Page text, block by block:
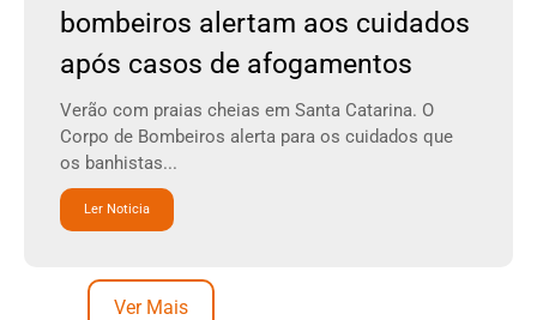
bombeiros alertam aos cuidados
após casos de afogamentos
Verão com praias cheias em Santa Catarina. O
Corpo de Bombeiros alerta para os cuidados que
os banhistas...
Ler Noticia
Ver Mais